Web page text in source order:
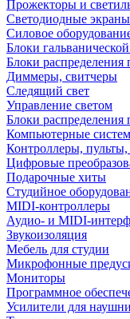
Прожекторы и
Светодиодные экраны
Силовое
Блоки
Блоки распределения
Диммеры, свитчеры
Следящий свет
Управление светом
Блоки распределения
Компьютерные
Контроллеры, пульты,
Цифровые
Подарочные хиты
Студийное
MIDI-контроллеры
Аудио- и MIDI-
Звукоизоляция
Мебель для студии
Микрофонные
Мониторы
Программное
Усилители для